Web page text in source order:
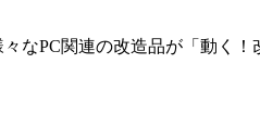
なPC関連の改造品が「動く